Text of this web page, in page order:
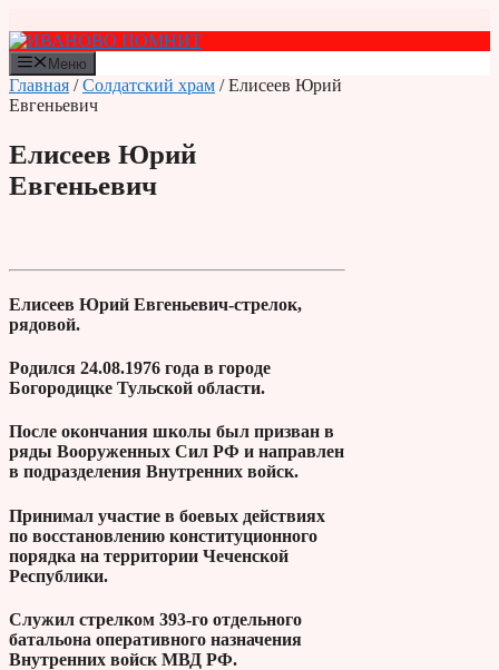
к
содержимому
Меню
Главная /Солдатский храм / Елисеев Юрий
Евгеньевич
Елисеев Юрий
Евгеньевич
Елисеев Юрий Евгеньевич-стрелок,
рядовой.
Родился 24.08.1976 года в городе
Богородицке Тульской области.
После окончания школы был призван в
ряды Вооруженных Сил РФ и направлен
в подразделения Внутренних войск.
Принимал участие в боевых действиях
по восстановлению конституционного
порядка на территории Чеченской
Республики.
Служил стрелком 393-го отдельного
батальона оперативного назначения
Внутренних войск МВД РФ.